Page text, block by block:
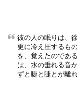
彼の人の眠りは、
更に冷え圧するも
を、覚えたのであ
は、水の垂れる音
ずと睫と睫とが離